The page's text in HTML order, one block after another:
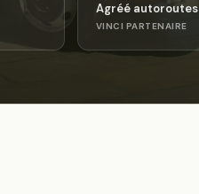
Agréé autoroutes
VINCI PARTENAIRE